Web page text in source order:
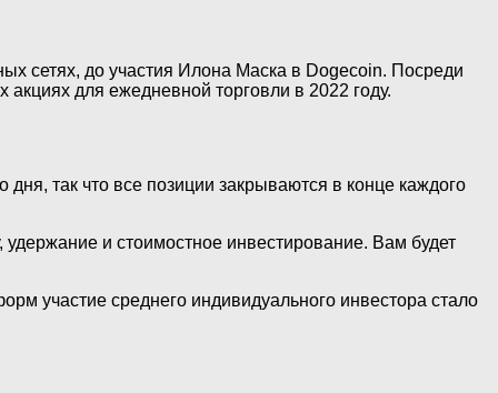
сетях, до участия Илона Маска в Dogecoin. Посреди
для ежедневной торговли в 2022 году.
так что все позиции закрываются в конце каждого
и стоимостное инвестирование. Вам будет
участие среднего индивидуального инвестора стало